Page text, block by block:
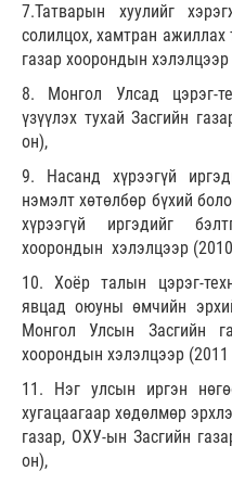
7.Татварын хуулийг
солилцох, хамтран
газар хоорондын
8. Монгол Улсад цэрэг-
үзүүлэх тухай Засгийн
он),
9. Насанд хүрээгүй
нэмэлт хөтөлбөр бүхий
хүрээгүй иргэдийг
хоорондын хэлэлцээр
10. Хоёр талын цэрэг-
явцад оюуны өмчийн
Монгол Улсын Засгийн
хоорондын хэлэлцээр (2011
11. Нэг улсын иргэн
хугацаагаар хөдөлмөр
газар, ОХУ-ын Засгийн
он),